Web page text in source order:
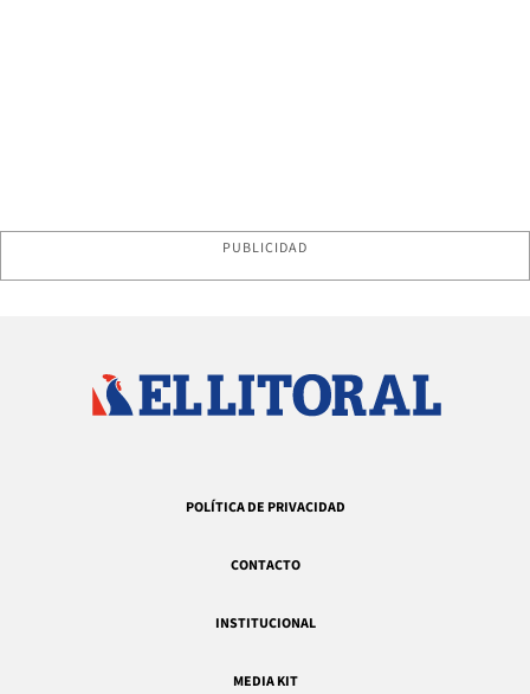
PUBLICIDAD
POLÍTICA DE PRIVACIDAD
CONTACTO
INSTITUCIONAL
MEDIA KIT